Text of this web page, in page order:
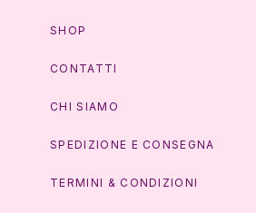
SHOP
CONTATTI
CHI SIAMO
SPEDIZIONE E CONSEGNA
TERMINI & CONDIZIONI